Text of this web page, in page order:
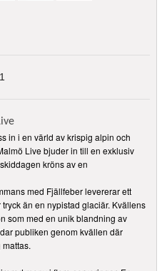
in i en värld av krispig alpin och
Live bjuder in till en exklusiv
kröns av en
med Fjällfeber levererar ett
än en nypistad glaciär. Kvällens
som med en unik blandning av
publiken genom kvällen där